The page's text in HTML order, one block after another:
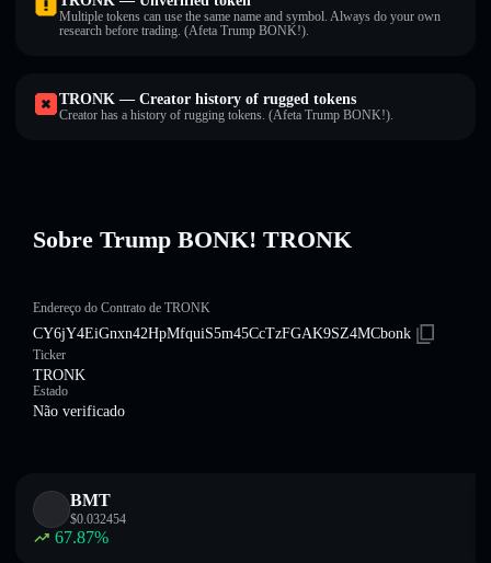
Multiple tokens can use the same name and symbol. Always do your own
research before trading. (Afeta Trump BONK!).
TRONK — Creator history of rugged tokens
Creator has a history of rugging tokens. (Afeta Trump BONK!).
Sobre Trump BONK! TRONK
Endereço do Contrato de TRONK
CY6jY4EiGnxn42HpMfquiS5m45CcTzFGAK9SZ4MCbonk
Ticker
TRONK
Estado
Não verificado
BMT
$0.032454
67.87%